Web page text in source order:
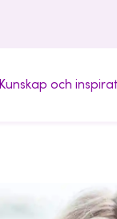
Kunskap och